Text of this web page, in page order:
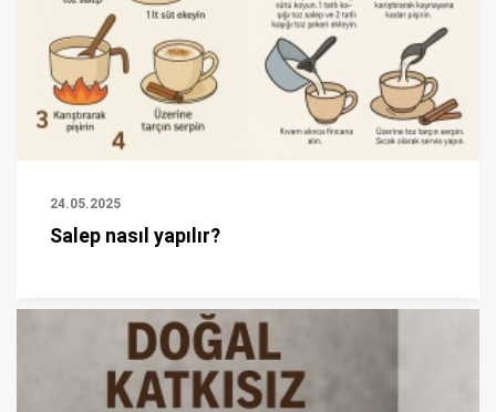
24.05.2025
Salep nasıl yapılır?